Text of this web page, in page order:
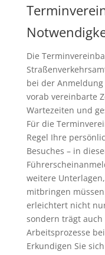
Die
bei der
vorab vereinbarte
Wartezeiten und
Für die
Regel Ihre
Besuches – in
weitere
mitbringen
erleichtert nicht
sondern trägt
Arbeitsprozesse
Erkundigen Sie